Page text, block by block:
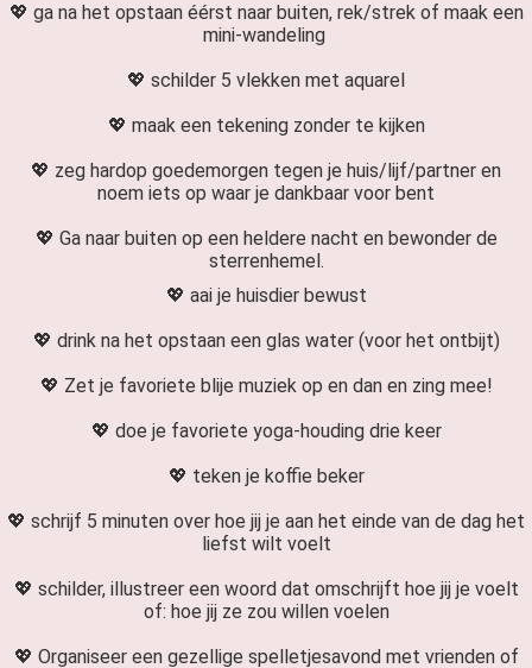
💖 ga na het opstaan éérst naar buiten, rek/strek of maak een
mini-wandeling
💖 schilder 5 vlekken met aquarel
💖 maak een tekening zonder te kijken
💖 zeg hardop goedemorgen tegen je huis/lijf/partner en
noem iets op waar je dankbaar voor bent
💖 Ga naar buiten op een heldere nacht en bewonder de
sterrenhemel.
💖 aai je huisdier bewust
💖 drink na het opstaan een glas water (voor het ontbijt)
💖 Zet je favoriete blije muziek op en dan en zing mee!
💖 doe je favoriete yoga-houding drie keer
💖 teken je koffie beker
💖 schrijf 5 minuten over hoe jij je aan het einde van de dag het
liefst wilt voelt
💖 schilder, illustreer een woord dat omschrijft hoe jij je voelt
of: hoe jij ze zou willen voelen
💖 Organiseer een gezellige spelletjesavond met vrienden of